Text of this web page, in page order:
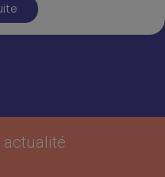
actualité